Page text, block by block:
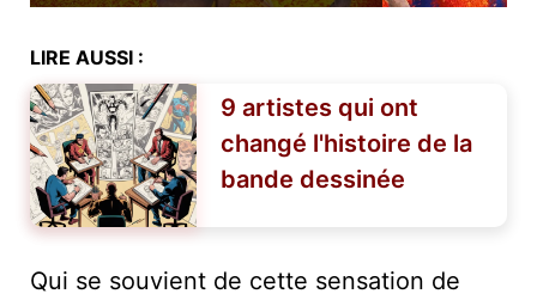
LIRE AUSSI :
9 artistes qui ont
changé l'histoire de la
bande dessinée
Qui se souvient de cette sensation de